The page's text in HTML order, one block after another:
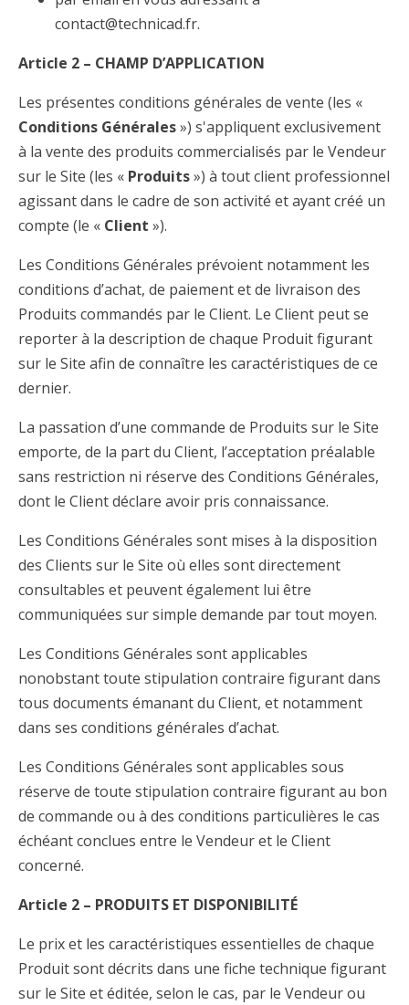
contact@technicad.fr.
Article 2 – CHAMP D’APPLICATION
Les présentes conditions générales de vente (les «
Conditions Générales») s'appliquent exclusivement
à la vente des produits commercialisés par le Vendeur
sur le Site (les « Produits») à tout client professionnel
agissant dans le cadre de son activité et ayant créé un
compte (le « Client »).
Les Conditions Générales prévoient notamment les
conditions d’achat, de paiement et de livraison des
Produits commandés par le Client. Le Client peut se
reporter à la description de chaque Produit figurant
sur le Site afin de connaître les caractéristiques de ce
dernier.
La passation d’une commande de Produits sur le Site
emporte, de la part du Client, l’acceptation préalable
sans restriction ni réserve des Conditions Générales,
dont le Client déclare avoir pris connaissance.
Les Conditions Générales sont mises à la disposition
des Clients sur le Site où elles sont directement
consultables et peuvent également lui être
communiquées sur simple demande par tout moyen.
Les Conditions Générales sont applicables
nonobstant toute stipulation contraire figurant dans
tous documents émanant du Client, et notamment
dans ses conditions générales d’achat.
Les Conditions Générales sont applicables sous
réserve de toute stipulation contraire figurant au bon
de commande ou à des conditions particulières le cas
échéant conclues entre le Vendeur et le Client
concerné.
Article 2 – PRODUITS ET DISPONIBILITÉ
Le prix et les caractéristiques essentielles de chaque
Produit sont décrits dans une fiche technique figurant
sur le Site et éditée, selon le cas, par le Vendeur ou